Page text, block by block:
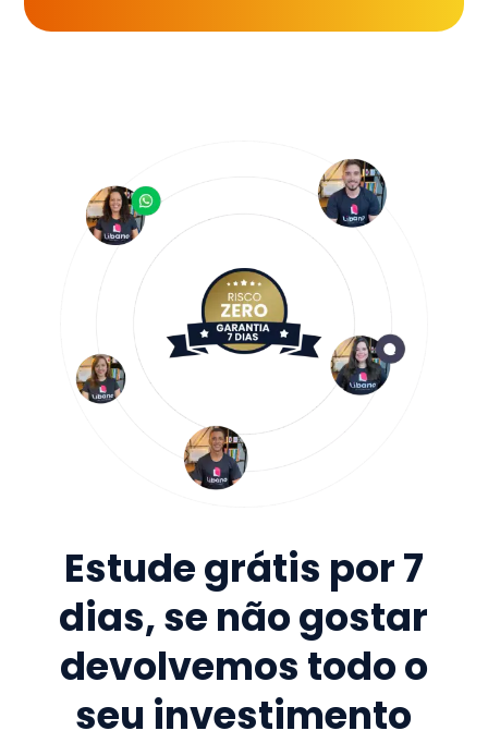
Estude grátis por 7
dias, se não gostar
devolvemos todo o
seu investimento